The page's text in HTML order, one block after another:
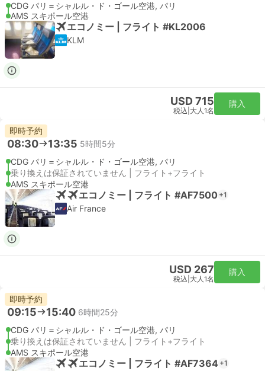
CDG パリ＝シャルル・ド・ゴール空港, パリ
AMS スキポール空港
エコノミー | フライト #KL2006
KLM
USD 715
税込 大人1名
購入
即時予約
08:30 13:35 5時間5分
CDG パリ＝シャルル・ド・ゴール空港, パリ
乗り換えは保証されていません | フライト+フライト
AMS スキポール空港
エコノミー | フライト #AF7500 +1
Air France
USD 267
税込 大人1名
購入
即時予約
09:15 15:40 6時間25分
CDG パリ＝シャルル・ド・ゴール空港, パリ
乗り換えは保証されていません | フライト+フライト
AMS スキポール空港
エコノミー | フライト #AF7364 +1